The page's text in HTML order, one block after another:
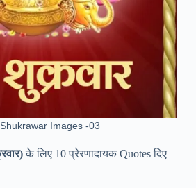
Images -03
के लिए 10 प्रेरणादायक Quotes दिए